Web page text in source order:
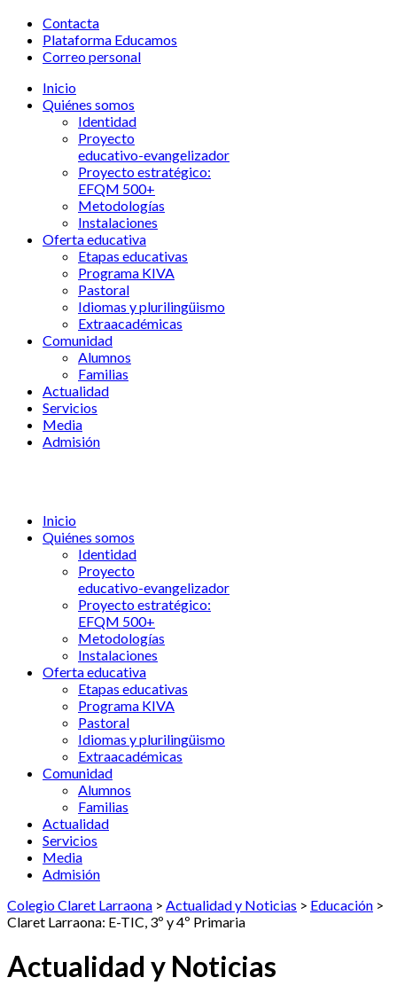
Contacta
Plataforma Educamos
Correo personal
Inicio
Quiénes somos
Identidad
Proyecto
educativo-evangelizador
Proyecto estratégico:
EFQM 500+
Metodologías
Instalaciones
Oferta educativa
Etapas educativas
Programa KIVA
Pastoral
Idiomas y plurilingüismo
Extraacadémicas
Comunidad
Alumnos
Familias
Actualidad
Servicios
Media
Admisión
Inicio
Quiénes somos
Identidad
Proyecto
educativo-evangelizador
Proyecto estratégico:
EFQM 500+
Metodologías
Instalaciones
Oferta educativa
Etapas educativas
Programa KIVA
Pastoral
Idiomas y plurilingüismo
Extraacadémicas
Comunidad
Alumnos
Familias
Actualidad
Servicios
Media
Admisión
Colegio Claret Larraona > Actualidad y Noticias > Educación >
Claret Larraona: E-TIC, 3º y 4º Primaria
Actualidad y Noticias